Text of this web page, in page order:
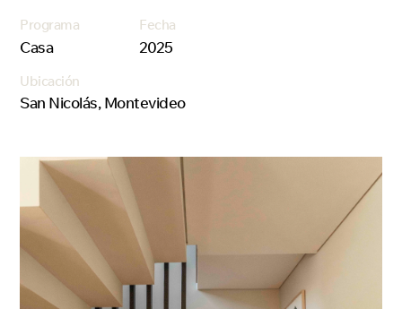
Programa
Casa
Fecha
2025
Ubicación
San Nicolás, Montevideo